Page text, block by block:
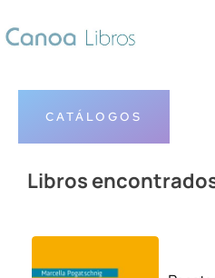
CATÁLOGOS
Libros